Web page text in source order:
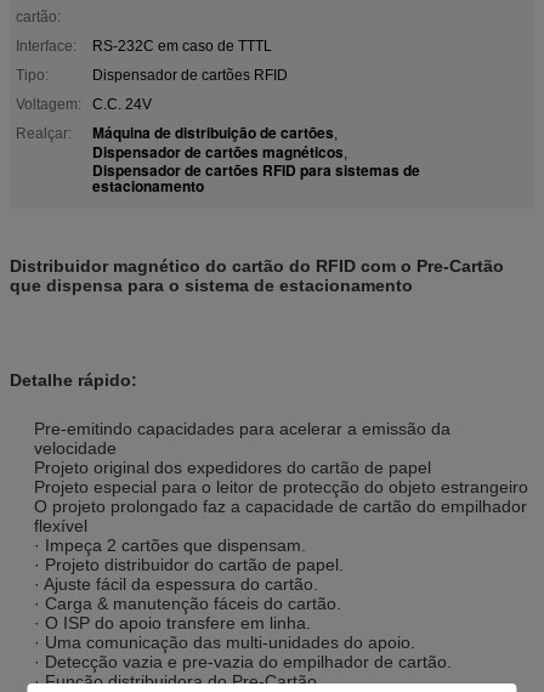
cartão:
Interface:
RS-232C em caso de TTTL
Tipo:
Dispensador de cartões RFID
Voltagem:
C.C. 24V
Realçar:
Máquina de distribuição de cartões,
Dispensador de cartões magnéticos,
Dispensador de cartões RFID para sistemas de
estacionamento
Distribuidor magnético do cartão do RFID com o Pre-Cartão
que dispensa para o sistema de estacionamento
Detalhe rápido:
Pre-emitindo capacidades para acelerar a emissão da
velocidade
Projeto original dos expedidores do cartão de papel
Projeto especial para o leitor de protecção do objeto estrangeiro
O projeto prolongado faz a capacidade de cartão do empilhador
flexível
· Impeça 2 cartões que dispensam.
· Projeto distribuidor do cartão de papel.
· Ajuste fácil da espessura do cartão.
· Carga & manutenção fáceis do cartão.
· O ISP do apoio transfere em linha.
· Uma comunicação das multi-unidades do apoio.
· Detecção vazia e pre-vazia do empilhador de cartão.
· Função distribuidora do Pre-Cartão.